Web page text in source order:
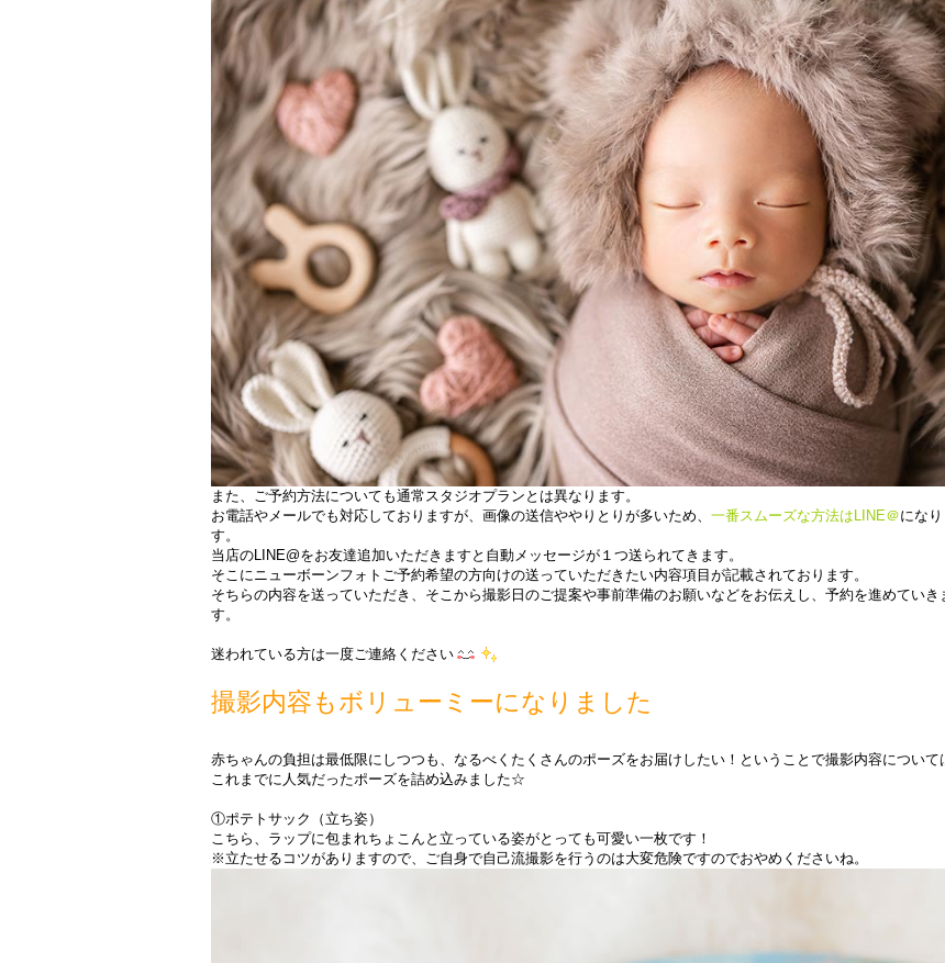
また、ご予約方法についても通常スタジオプランとは異なります。
お電話やメールでも対応しておりますが、画像の送信ややりとりが多いため、 一番スムーズな方法はLINE＠になり
す。
当店のLINE@をお友達追加いただきますと自動メッセージが１つ送られてきます。
そこにニューボーンフォトご予約希望の方向けの送っていただきたい内容項目が記載されております。
そちらの内容を送っていただき、そこから撮影日のご提案や事前準備のお願いなどをお伝えし、予約を進めていき
す。
迷われている方は一度ご連絡ください
撮影内容もボリューミーになりました
赤ちゃんの負担は最低限にしつつも、なるべくたくさんのポーズをお届けしたい！ということで撮影内容について
これまでに人気だったポーズを詰め込みました☆
①ポテトサック（立ち姿）
こちら、ラップに包まれちょこんと立っている姿がとっても可愛い一枚です！
※立たせるコツがありますので、 ご自身で自己流撮影を行うのは大変危険ですのでおやめくださいね。